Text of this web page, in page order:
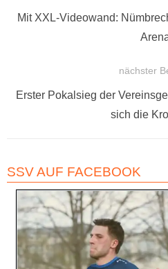
Vorheriger
Mit XXL-Videowand:
nächster
Nächster
Erster Pokalsieg der
sich die
SSV AUF FACEBOOK